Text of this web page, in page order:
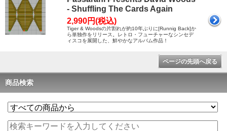
- Shuffling The Cards Again
2,990円(税込)
Tiger & Woodsの片割れが約10年ぶりに[Runnig Back]か
ら単独作をリリース。レトロ・フューチャーなシンセデ
ィスコを展開した、鮮やかなアルバム作品！
ページの先頭へ戻る
商品検索